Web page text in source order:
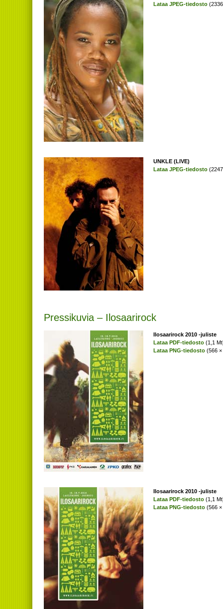
Lataa JPEG-tiedosto
UNKLE (LIVE)
Lataa JPEG-tiedosto
Pressikuvia – Ilosaarirock
Ilosaarirock 2010 -juliste
Lataa PDF-tiedosto (1,1
Lataa PNG-tiedosto (566
Ilosaarirock 2010 -juliste
Lataa PDF-tiedosto (1,1
Lataa PNG-tiedosto (566